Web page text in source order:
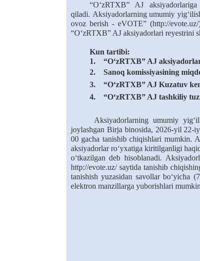
“O‘zRTXB” AJ aksiyadorlariga
qiladi. Aksiyadorlarning umumiy
ovoz berish - eVOTE” (http://evote.uz/
“O‘zRTXB” AJ aksiyadorlari reyestrini
Kun tartibi:
1.
“O‘zRTXB” AJ
2.
Sanoq komissiyasining
3.
“O‘zRTXB” AJ Kuzatuv
4.
“O‘zRTXB” AJ tashkiliy
Aksiyadorlarning umumiy
joylashgan Birja binosida, 2026-yil 22-
00 gacha tanishib chiqishlari mumkin.
aksiyadorlar ro‘yxatiga kiritilganligi
o‘tkazilgan deb hisoblanadi.
http://evote.uz/ saytida tanishib
tanishish yuzasidan savollar bo‘yicha
elektron manzillarga yuborishlari